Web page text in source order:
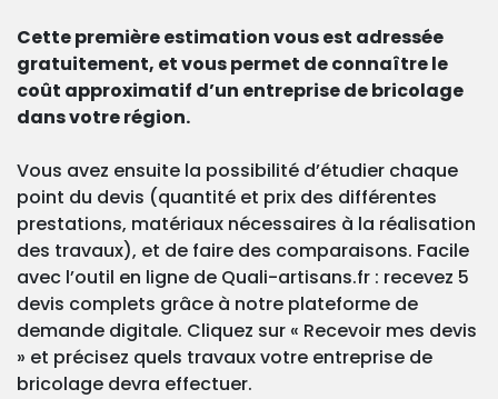
Cette première estimation vous est adressée
gratuitement, et vous permet de connaître le
coût approximatif d’un entreprise de bricolage
dans votre région.
Vous avez ensuite la possibilité d’étudier chaque
point du devis (quantité et prix des différentes
prestations, matériaux nécessaires à la réalisation
des travaux), et de faire des comparaisons. Facile
avec l’outil en ligne de Quali-artisans.fr : recevez 5
devis complets grâce à notre plateforme de
demande digitale. Cliquez sur « Recevoir mes devis
» et précisez quels travaux votre entreprise de
bricolage devra effectuer.